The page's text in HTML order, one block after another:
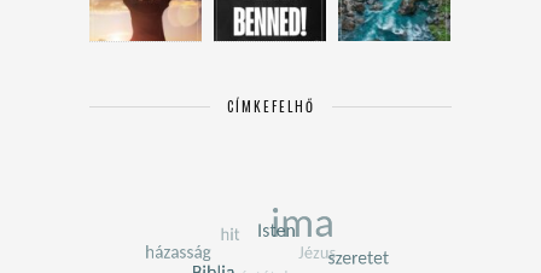
CÍMKEFELHŐ